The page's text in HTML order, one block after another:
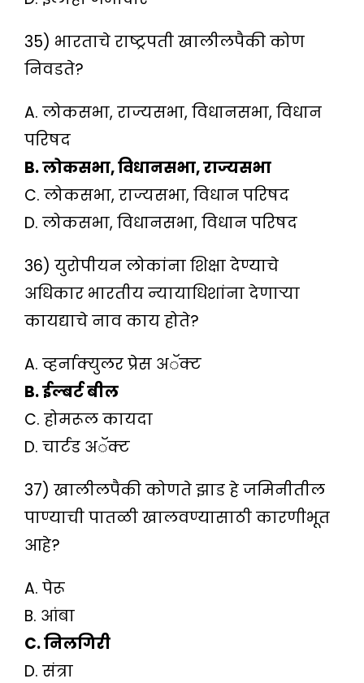
35) भारताचे राष्ट्रपती खालीलपैकी कोण
निवडते?
A. लोकसभा, राज्यसभा, विधानसभा, विधान
परिषद
B. लोकसभा, विधानसभा, राज्यसभा
C. लोकसभा, राज्यसभा, विधान परिषद
D. लोकसभा, विधानसभा, विधान परिषद
36) युरोपीयन लोकांना शिक्षा देण्याचे
अधिकार भारतीय न्यायाधिशांना देणाऱ्या
कायद्याचे नाव काय होते?
A. व्हर्नाक्युलर प्रेस अॅक्ट
B. ईल्बर्ट बील
C. होमरूल कायदा
D. चार्टड अॅक्ट
37) खालीलपैकी कोणते झाड हे जमिनीतील
पाण्याची पातळी खालवण्यासाठी कारणीभूत
आहे?
A. पेरू
B. आंबा
C. निलगिरी
D. संत्रा